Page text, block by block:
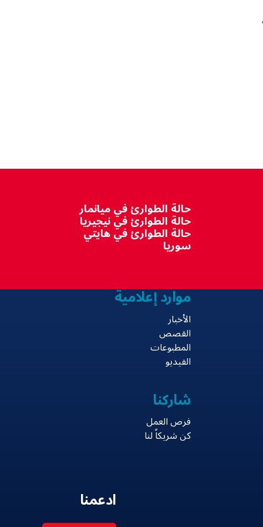
حالة الطوارئ في ميانمار
حالة الطوارئ في نيجيريا
حالة الطوارئ في هايتي
سوريا
موارد إعلامية
الأخبار
القصص
المطبوعات
الفيديو
شاركنا
فرص العمل
كن شريكاً لنا
ادعمنا